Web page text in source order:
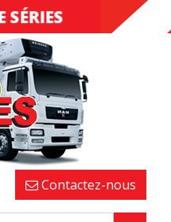
SÉRIES
Contactez-nous